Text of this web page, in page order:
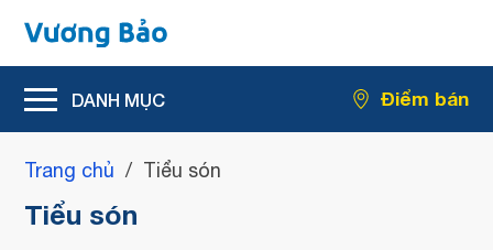
Hỗ trợ giảm rối loạn tiểu tiện
Hỗ trợ giảm kích thước u xơ tiền liệt tuyến
Điểm bán
Trang chủ / Tiểu són
Tiểu són